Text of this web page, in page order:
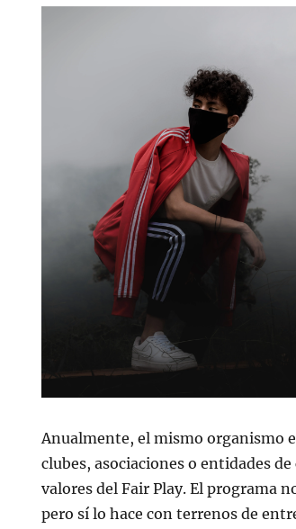
Anualmente, el mismo organismo
clubes, asociaciones o entidades
valores del Fair Play. El programa
pero sí lo hace con terrenos de